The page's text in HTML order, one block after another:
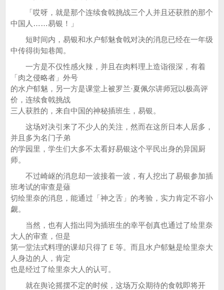
「哎呀，就是那个连续食戟挑战三个人并且还获胜的那个
中国人……易银！」
短时间内，易银和水户郁魅食戟对决的消息已经在一年级
中传得街知巷闻。
一方是不仅性感火辣，并且在肉料理上造诣很深，有着
「肉之侵略者」外号
的水户郁魅，另一方是课堂上被罗兰·夏佩尔讲师冠以极高评
价，连续食戟挑战
三人获胜的，来自中国的神秘插班生，易银。
这场对决引来了不少人的关注，然而在这所日本人居多，
并且多为名门子弟
的学园里，学生们大多不太看好易银这个平民出身的异国厨
师。
不过崎岖的消息却一波接着一波，有人挖出了易银参加插
班考试的审查是薙
切绘里奈的消息，能通过「神之舌」的考验，实力肯定不容小
觑。
当然，也有人指出同为插班生的幸平创真也通过了绘里奈
大人的审查，但是
第一堂法式料理的课却只得了Ｅ等。而且水户郁魅是绘里奈大
人身边的人，肯定
也是经过了绘里奈大人的认可。
就在舆论摇摆不定的时候，这场万众期待的食戟即将开